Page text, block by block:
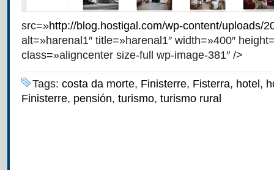
src=»http://blog.hostigal.com/wp-content/uploads/
alt=»harenal1″ title=»harenal1″ width=»400″
class=»aligncenter size-full wp-image-381″ />
Tags: costa da morte, Finisterre, Fisterra, hotel ,
Finisterre, pensión, turismo, turismo rural